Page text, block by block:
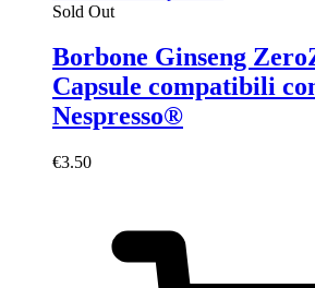
Sold Out
Borbone Ginseng
Capsule compatibili
Nespresso®
€3.50